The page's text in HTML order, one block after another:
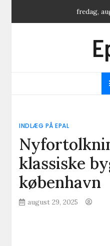
fredag,
INDLÆG PÅ EPAL
klassiske
københavn
august 29, 2025